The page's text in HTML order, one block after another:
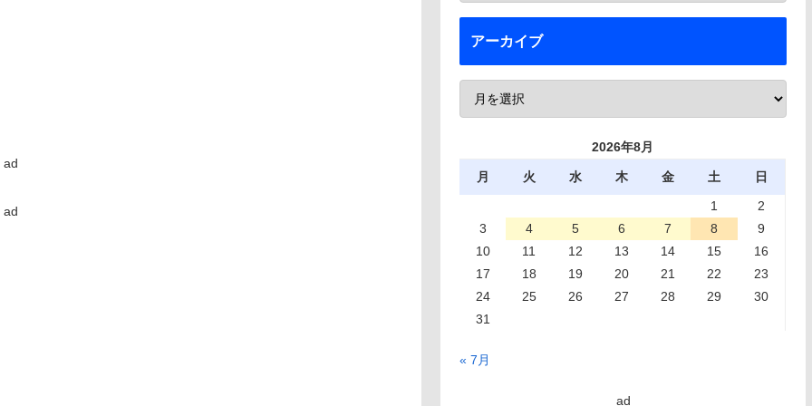
ad
ad
アーカイブ
2026年8月
月 火 水 木 金 土
日
1
2
3
4 5 6 7 8
9
10
11 12 13 14 15
16
17
18 19 20 21 22
23
24
25 26 27 28 29
30
31
« 7月
ad